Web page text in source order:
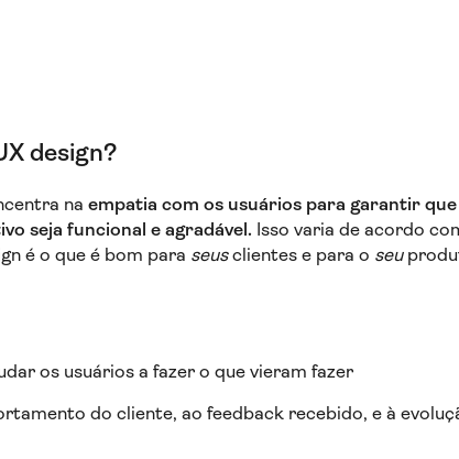
design?
naempatia com os usuários para garantir
seja funcional e agradável. Isso varia de acordo
é o que é bom para seusclientes e para o seu
os usuários a fazer o que vieram fazer
do cliente, ao feedback recebido, e à